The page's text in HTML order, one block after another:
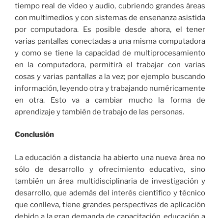
tiempo real de vídeo y audio, cubriendo grandes áreas
con multimedios y con sistemas de enseñanza asistida
por computadora. Es posible desde ahora, el tener
varias pantallas conectadas a una misma computadora
y como se tiene la capacidad de multiprocesamiento
en la computadora, permitirá el trabajar con varias
cosas y varias pantallas a la vez; por ejemplo buscando
información, leyendo otra y trabajando numéricamente
en otra. Esto va a cambiar mucho la forma de
aprendizaje y también de trabajo de las personas.
Conclusión
La educación a distancia ha abierto una nueva área no
sólo de desarrollo y ofrecimiento educativo, sino
también un área multidisciplinaria de investigación y
desarrollo, que además del interés científico y técnico
que conlleva, tiene grandes perspectivas de aplicación